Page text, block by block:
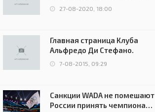
(Тетово, Северная
Македония) - 0:2 (0:0)
27-08-2020, 18:00
Главная страница Клуба
Альфредо Ди Стефано.
7-08-2015, 09:29
Санкции WADA не помешают
России принять чемпионат